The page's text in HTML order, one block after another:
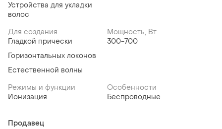
Устройства для укладки
волос
Для создания
Гладкой прически
Горизонтальных локонов
Естественной волны
Мощность, Вт
300-700
Режимы и функции
Ионизация
Особенности
Беспроводные
Продавец